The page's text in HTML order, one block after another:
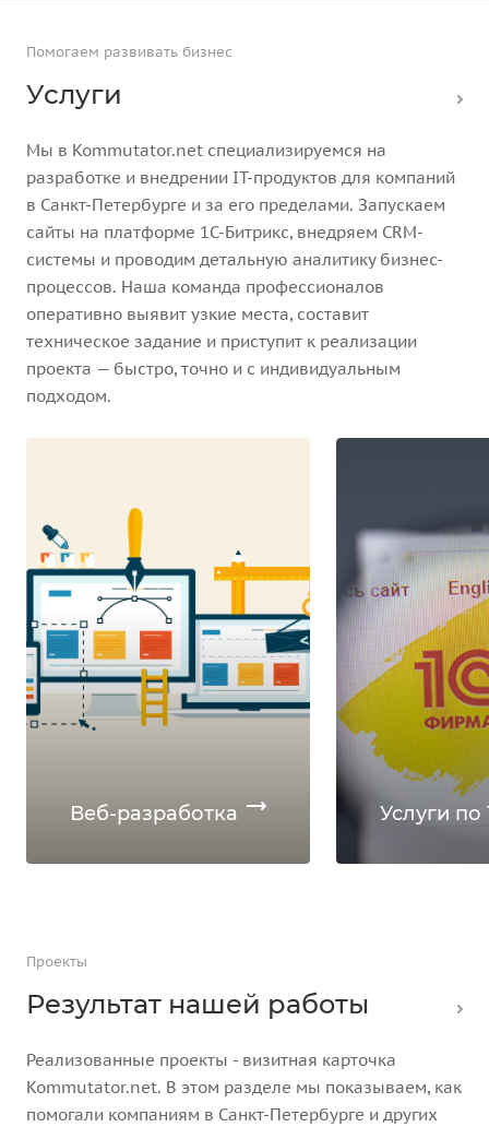
Помогаем развивать бизнес
Услуги
Мы в Kommutator.net специализируемся на
разработке и внедрении IT-продуктов для компаний
в Санкт-Петербурге и за его пределами. Запускаем
сайты на платформе 1С-Битрикс, внедряем CRM-
системы и проводим детальную аналитику бизнес-
процессов. Наша команда профессионалов
оперативно выявит узкие места, составит
техническое задание и приступит к реализации
проекта — быстро, точно и с индивидуальным
подходом.
Веб-разработка Услуги по
Проекты
Результат нашей работы
Реализованные проекты - визитная карточка
Kommutator.net. В этом разделе мы показываем, как
помогали компаниям в Санкт-Петербурге и других